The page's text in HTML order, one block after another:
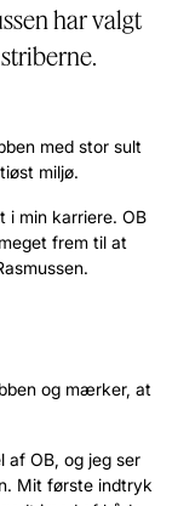
har valgt
med stor sult
miljø.
i min karriere. OB
frem til at
og mærker, at
OB, og jeg ser
Mit første indtryk